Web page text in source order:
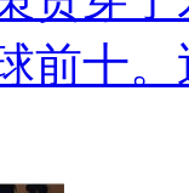
前十